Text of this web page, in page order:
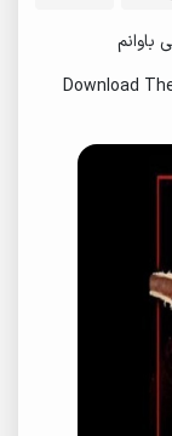
باوانم
Download